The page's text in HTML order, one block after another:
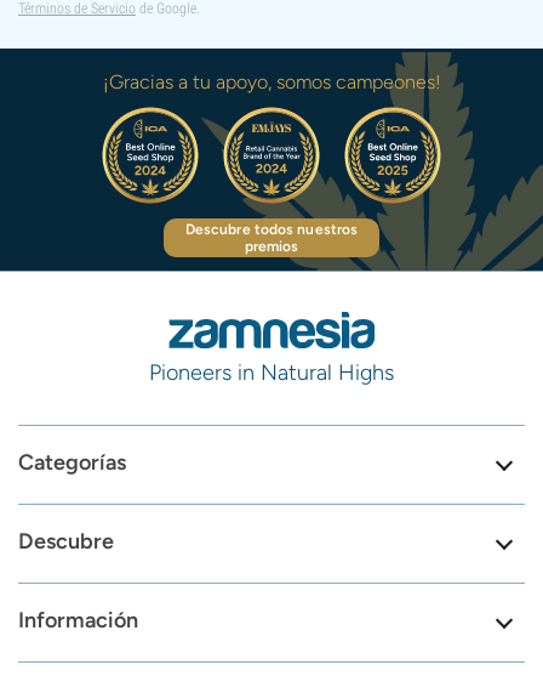
Términos de Servicio de Google.
¡Gracias a tu apoyo, somos campeones!
Descubre todos nuestros
premios
Pioneers in Natural Highs
Categorías
Descubre
Información